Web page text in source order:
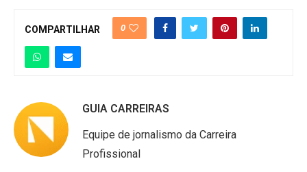
COMPARTILHAR 0
GUIA CARREIRAS
Equipe de jornalismo da Carreira
Profissional